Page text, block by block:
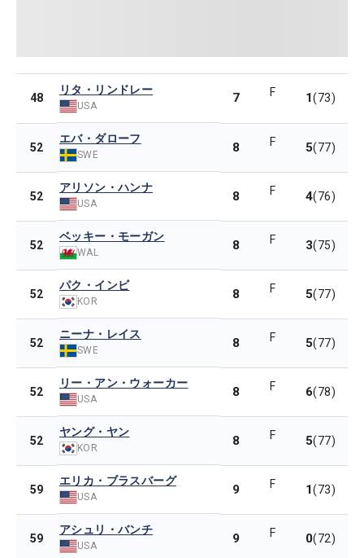
48
リタ・リンドレー
USA
7 F 1(73)
52
エバ・ダローフ
SWE 8 F 5(77)
52
アリソン・ハンナ
USA 8 F 4(76)
52
ベッキー・モーガン
WAL 8 F 3(75)
52
パク・インビ
KOR 8 F 5(77)
52
ニーナ・レイス
SWE 8 F 5(77)
52
リー・アン・ウォーカー
USA 8 F 6(78)
52
ヤング・ヤン
KOR 8 F 5(77)
59
エリカ・ブラスバーグ
USA 9 F 1(73)
59
アシュリ・バンチ
USA 9 F 0(72)